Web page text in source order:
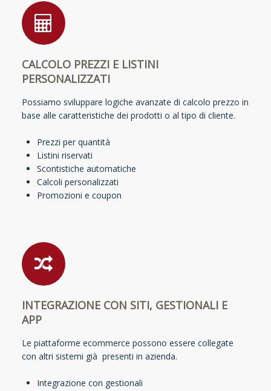
CALCOLO PREZZI E LISTINI
PERSONALIZZATI
Possiamo sviluppare logiche avanzate di calcolo prezzo in
base alle caratteristiche dei prodotti o al tipo di cliente.
Prezzi per quantità
Listini riservati
Scontistiche automatiche
Calcoli personalizzati
Promozioni e coupon
INTEGRAZIONE CON SITI, GESTIONALI E
APP
Le piattaforme ecommerce possono essere collegate
con altri sistemi già presenti in azienda.
Integrazione con gestionali